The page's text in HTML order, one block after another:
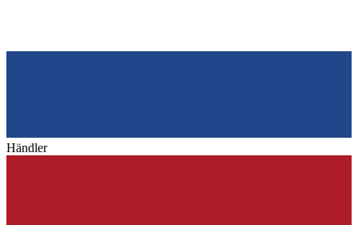
Händler